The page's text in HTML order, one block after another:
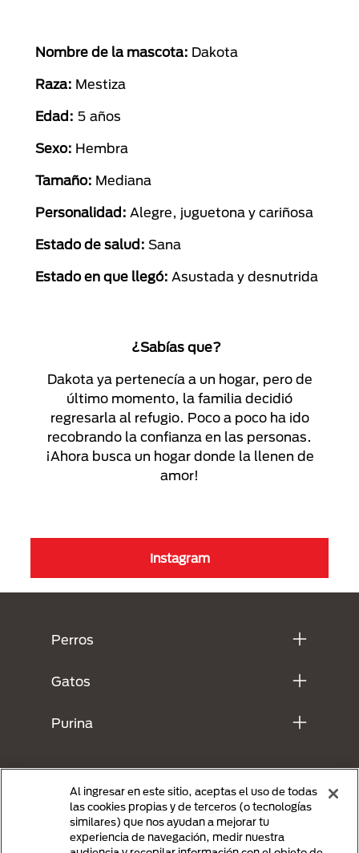
Nombre de la mascota: Dakota
Raza: Mestiza
Edad: 5 años
Sexo: Hembra
Tamaño: Mediana
Personalidad: Alegre, juguetona y cariñosa
Estado de salud: Sana
Estado en que llegó: Asustada y desnutrida
¿Sabías que?
Dakota ya pertenecía a un hogar, pero de
último momento, la familia decidió
regresarla al refugio. Poco a poco ha ido
recobrando la confianza en las personas.
¡Ahora busca un hogar donde la llenen de
amor!
Instagram
Perros
Gatos
Purina
Al ingresar en este sitio, aceptas el uso de todas
las cookies propias y de terceros (o tecnologías
similares) que nos ayudan a mejorar tu
experiencia de navegación, medir nuestra